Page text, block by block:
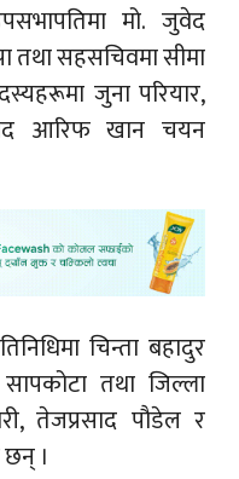
मो. जुवेद
तथा सहसचिवमा सीमा
जुना परियार,
आरिफ खान चयन
चिन्ता बहादुर
सापकोटा तथा जिल्ला
तेजप्रसाद पौडेल र
।